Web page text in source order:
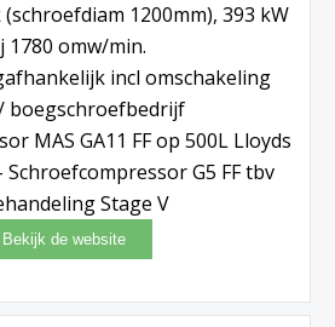
1200mm), 393 kW
1780 omw/min.
incl omschakeling
boegschroefbedrijf
MAS GA11 FF op 500L Lloyds
G5 FF tbv
Stage V